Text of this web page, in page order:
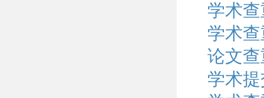
学术
学术
论文
学术